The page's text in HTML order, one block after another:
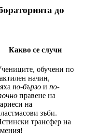
до
Какво се случи
обучени по
начин,
по-бързо и по-
правене на
на
зъби.
трансфер на